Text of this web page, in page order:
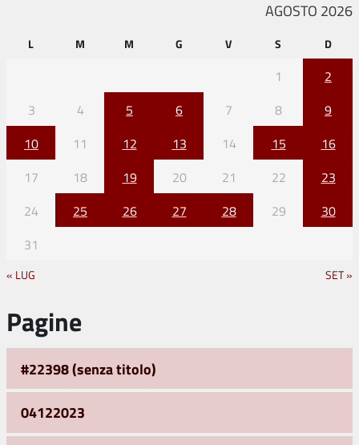
AGOSTO 2026
L M M G V S D
1
2
3
4 5 6 7 8
9
10
11 12 13 14 15
16
17
18 19 20 21 22
23
24
25 26 27 28 29
30
31
« LUG SET »
Pagine
#22398 (senza titolo)
04122023